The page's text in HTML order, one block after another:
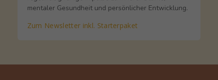
mentaler Gesundheit und persönlicher Entwicklung.
Zum Newsletter inkl. Starterpaket